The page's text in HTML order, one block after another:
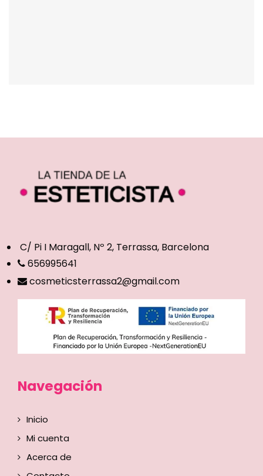
C/ Pi I Maragall, Nº 2, Terrassa, Barcelona
656995641
cosmeticsterrassa2@gmail.com
Navegación
Inicio
Mi cuenta
Acerca de